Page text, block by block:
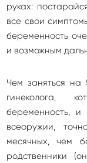
руках:
все свои
беременность
и возможным
Чем заняться
гинеколога,
беременность, и
всеоружии,
месячных, чем
родственники